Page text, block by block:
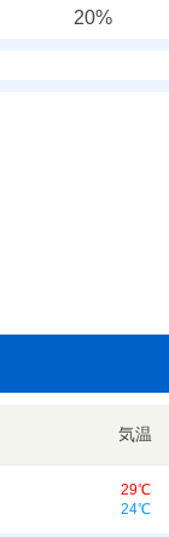
20%
気温
29℃
24℃